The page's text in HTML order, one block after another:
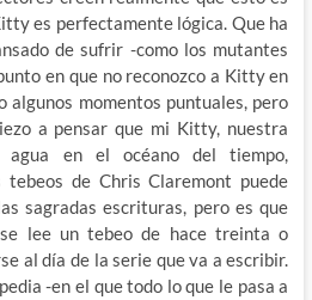
es perfectamente lógica. Que ha
de sufrir -como los mutantes
en que no reconozco a Kitty en
algunos momentos puntuales, pero
a pensar que mi Kitty, nuestra
en el océano del tiempo,
tebeos de Chris Claremont puede
sagradas escrituras, pero es que
lee un tebeo de hace treinta o
al día de la serie que va a escribir.
-en el que todo lo que le pasa a